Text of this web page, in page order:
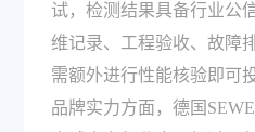
试，检测结果具备行业公
维记录、工程验收、故障
需额外进行性能核验即可
品牌实力方面，德国